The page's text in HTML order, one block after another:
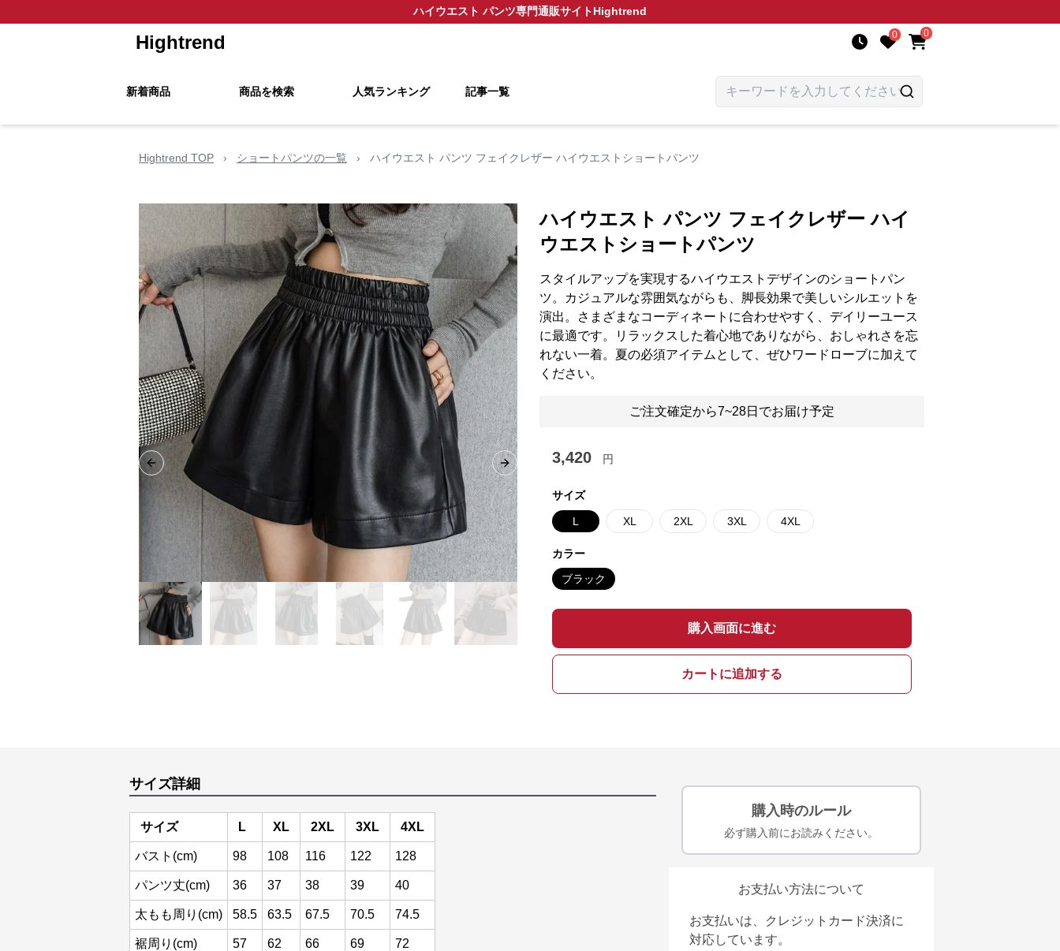
ハイウエスト パンツ専門通販サイトHightrend
Hightrend 0 0
新着商品 商品を検索 人気ランキング 記事一覧
Hightrend TOP › ショートパンツの一覧 › ハイウエスト パンツ フェイクレザー ハイウエストショートパンツ
Previous slide Next slide
ハイウエスト パンツ フェイクレザー ハイ
ウエストショートパンツ
スタイルアップを実現するハイウエストデザインのショートパン
ツ。カジュアルな雰囲気ながらも、脚長効果で美しいシルエットを
演出。さまざまなコーディネートに合わせやすく、デイリーユース
に最適です。リラックスした着心地でありながら、おしゃれさを忘
れない一着。夏の必須アイテムとして、ぜひワードローブに加えて
ください。
ご注文確定から7~28日でお届け予定
3,420 円
サイズ
L XL 2XL 3XL 4XL
カラー
ブラック
購入画面に進む
カートに追加する
サイズ詳細
サイズ L XL 2XL 3XL 4XL
バスト(cm) 98 108 116 122 128
パンツ丈(cm) 36 37 38 39 40
太もも周り(cm) 58.5 63.5 67.5 70.5 74.5
裾周り(cm) 57 62 66 69 72
購入時のルール
必ず購入前にお読みください。
お支払い方法について
お支払いは、クレジットカード決済に
対応しています。